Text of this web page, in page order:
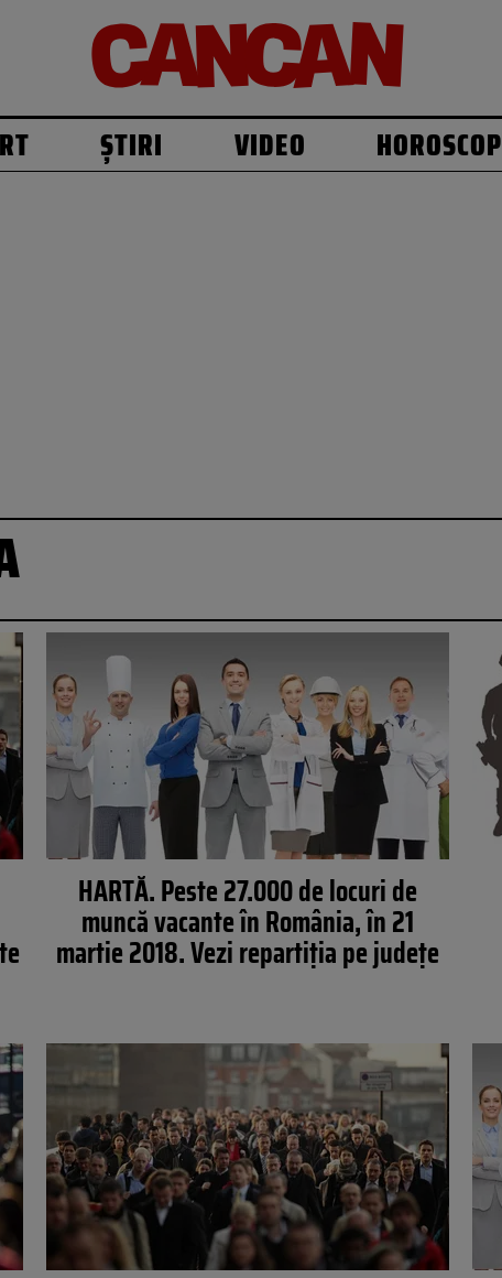
ȘTIRI VIDEO HOROSCOP
HARTĂ. Peste 27.000 de locuri de
muncă vacante în România, în 21
martie 2018. Vezi repartiția pe județe